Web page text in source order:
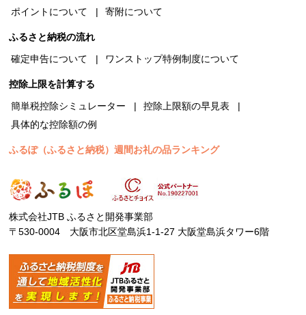
ポイントについて
寄附について
ふるさと納税の流れ
確定申告について
ワンストップ特例制度について
控除上限を計算する
簡単税控除シミュレーター
控除上限額の早見表
具体的な控除額の例
ふるぽ（ふるさと納税）週間お礼の品ランキング
株式会社JTB ふるさと開発事業部
〒530-0004 大阪市北区堂島浜1-1-27 大阪堂島浜タワー6階